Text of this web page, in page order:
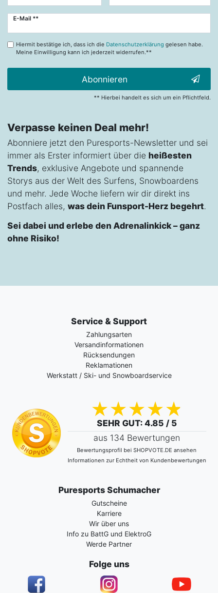
E-Mail **
Newsletter
Hiermit bestätige ich, dass ich die Datenschutzerklärung gelesen habe.
Meine Einwilligung kann ich jederzeit widerrufen.**
Abonnieren
** Hierbei handelt es sich um ein Pflichtfeld.
Verpasse keinen Deal mehr!
Abonniere jetzt den Puresports-Newsletter und sei
immer als Erster informiert über die heißesten
Trends, exklusive Angebote und spannende
Storys aus der Welt des Surfens, Snowboardens
und mehr. Jede Woche liefern wir dir direkt ins
Postfach alles, was dein Funsport-Herz begehrt.
Sei dabei und erlebe den Adrenalinkick – ganz
ohne Risiko!
Service & Support
Zahlungsarten
Versandinformationen
Rücksendungen
Reklamationen
Werkstatt / Ski- und Snowboardservice
SEHR GUT: 4.85 / 5
aus 134 Bewertungen
Bewertungsprofil bei SHOPVOTE.DE ansehen
Informationen zur Echtheit von Kundenbewertungen
Puresports Schumacher
Gutscheine
Karriere
Wir über uns
Info zu BattG und ElektroG
Werde Partner
Folge uns